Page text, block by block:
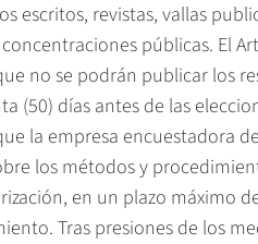
escritos, revistas, vallas
públicas. El
no se podrán publicar los
(50) días antes de las
la empresa encuestadora
los métodos y
en un plazo máximo
Tras presiones de los